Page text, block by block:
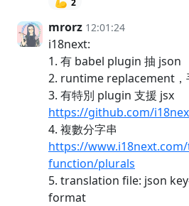
mrorz 12:01:24
i18next:
1. 有 babel plugin 抽 json
2. runtime replacement，
3. 有特別 plugin 支援 jsx
https://github.com/
4. 複數分字串
https://
function/plurals
5. translation file: json
format